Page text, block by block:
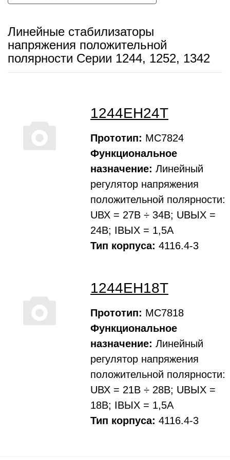
Линейные стабилизаторы
напряжения положительной
полярности Серии 1244, 1252, 1342
1244ЕН24Т
Прототип: МС7824
Функциональное
назначение: Линейный
регулятоp напpяжения
положительной полярности:
UВХ = 27В ÷ 34В; UВЫХ =
24В; IВЫХ = 1,5А
Тип корпуса: 4116.4-3
1244ЕН18Т
Прототип: МС7818
Функциональное
назначение: Линейный
регулятоp напpяжения
положительной полярности:
UВХ = 21В ÷ 28В; UВЫХ =
18В; IВЫХ = 1,5А
Тип корпуса: 4116.4-3